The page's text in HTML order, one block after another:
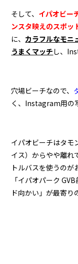
そして、 イパオビー
ンスタ映えのスポッ
に、 カラフルなモニ
うまくマッチ し、
穴場ビーチなので、
く、Instagram用の
イパオビーチはタモ
イス）からやや離れ
トルバスを使うの
「イパオパーク
ド向かい」が最寄り